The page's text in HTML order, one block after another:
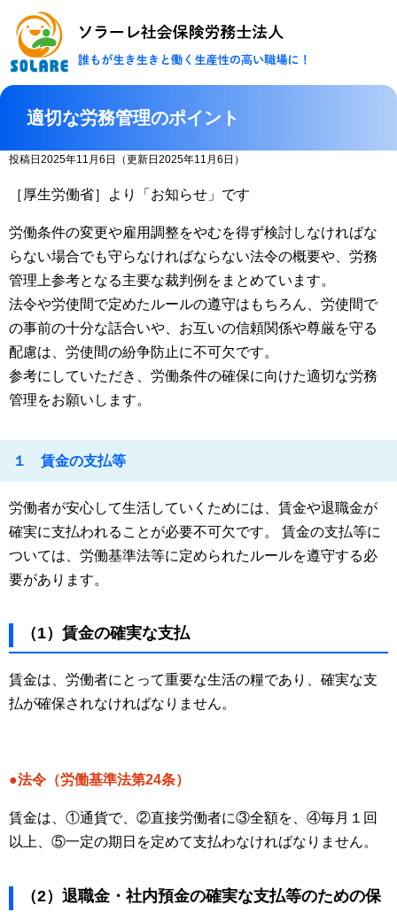
適切な労務管理のポイント
投稿日2025年11月6日 （更新日2025年11月6日）
［厚生労働省］より「お知らせ」です
労働条件の変更や雇用調整をやむを得ず検討しなければな
らない場合でも守らなければならない法令の概要や、労務
管理上参考となる主要な裁判例をまとめています。
法令や労使間で定めたルールの遵守はもちろん、労使間で
の事前の十分な話合いや、お互いの信頼関係や尊厳を守る
配慮は、労使間の紛争防止に不可欠です。
参考にしていただき、労働条件の確保に向けた適切な労務
管理をお願いします。
１ 賃金の支払等
労働者が安心して生活していくためには、賃金や退職金が
確実に支払われることが必要不可欠です。 賃金の支払等に
ついては、労働基準法等に定められたルールを遵守する必
要があります。
（1）賃金の確実な支払
賃金は、労働者にとって重要な生活の糧であり、確実な支
払が確保されなければなりません。
●法令（労働基準法第24条）
賃金は、①通貨で、②直接労働者に③全額を、④毎月１回
以上、⑤一定の期日を定めて支払わなければなりません。
（2）退職金・社内預金の確実な支払等のための保